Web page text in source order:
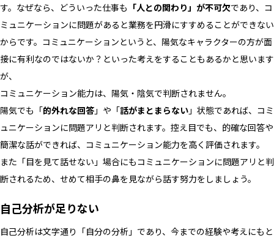
す。なぜなら、どういった仕事も 「人との関わり」が不可欠であり、コ
ミュニケーションに問題があると業務を円滑にすすめることができない
からです。コミュニケーションというと、陽気なキャラクターの方が面
接に有利なのではないか？といった考えをすることもあるかと思います
が、
コミュニケーション能力は、陽気・陰気で判断されません。
陽気でも「的外れな回答 」や「話がまとまらない 」状態であれば、コミ
ュニケーションに問題アリと判断されます。控え目でも、的確な回答や
簡潔な話ができれば、コミュニケーション能力を高く評価されます。
また「目を見て話せない」場合にもコミュニケーションに問題アリと判
断されるため、せめて相手の鼻を見ながら話す努力をしましょう。
自己分析が足りない
自己分析は文字通り「自分の分析」であり、今までの経験や考えにもと